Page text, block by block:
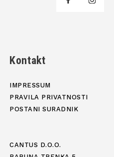
Kontakt
IMPRESSUM
PRAVILA PRIVATNOSTI
POSTANI SURADNIK
CANTUS D.O.O.